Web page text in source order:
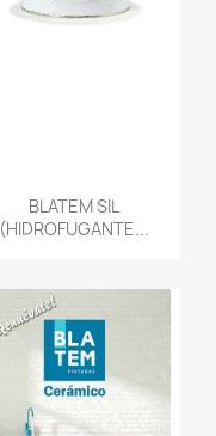
BLATEM SIL
(HIDROFUGANTE...